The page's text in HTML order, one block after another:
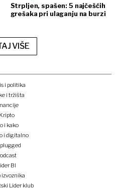
Strpljen, spašen: 5 najčešćih
grešaka pri ulaganju na burzi
VIŠE
i politika
i tržišta
Kripto
i kako
i digitalno
BI
izvoznika
Lider klub